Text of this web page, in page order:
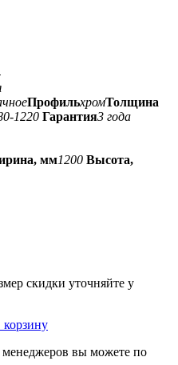
ПрофильхромТолщина
1220 Гарантия3 года
мм1200 Высота,
скидки уточняйте у
корзину
вы можете по